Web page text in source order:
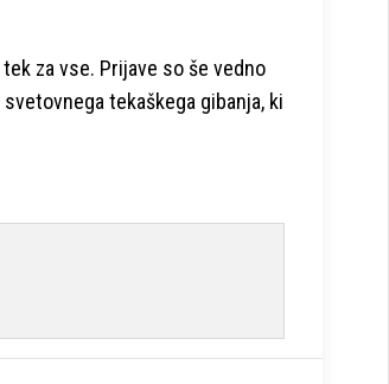
za vse. Prijave so še vedno
tekaškega gibanja, ki